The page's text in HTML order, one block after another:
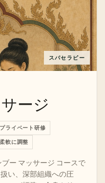
スパセラピー
ージ
ライベート研修
軟に調整
ー マッサージ コースで
い、深部組織への圧